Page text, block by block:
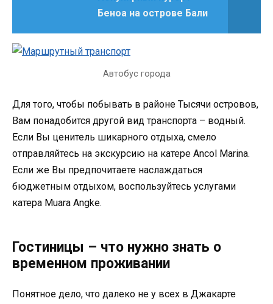
Беноа на острове Бали
Автобус города
Для того, чтобы побывать в районе Тысячи островов,
Вам понадобится другой вид транспорта – водный.
Если Вы ценитель шикарного отдыха, смело
отправляйтесь на экскурсию на катере Ancol Marina.
Если же Вы предпочитаете наслаждаться
бюджетным отдыхом, воспользуйтесь услугами
катера Muara Angke.
Гостиницы – что нужно знать о
временном проживании
Понятное дело, что далеко не у всех в Джакарте